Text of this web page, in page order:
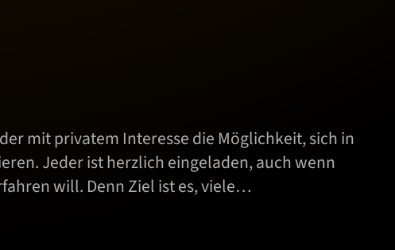
mit privatem Interesse die Möglichkeit, sich in
Jeder ist herzlich eingeladen, auch wenn
will. Denn Ziel ist es, viele…